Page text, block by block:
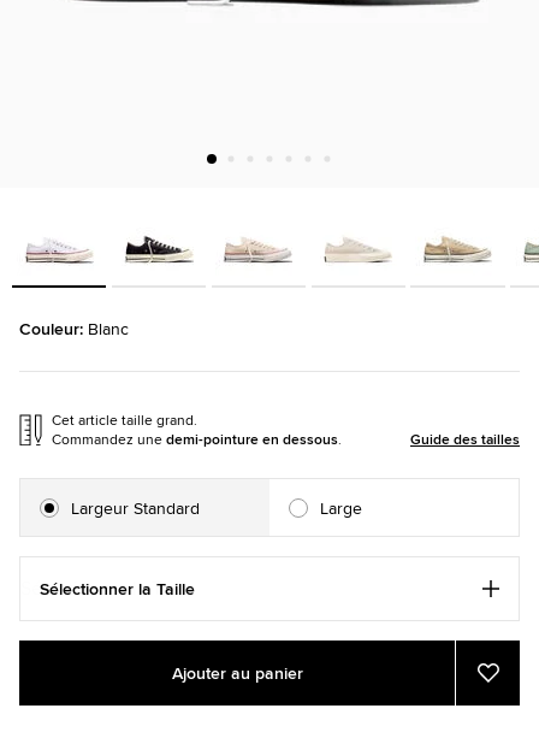
Couleur: Blanc
Cet article taille grand.
Commandez unedemi-pointure en dessous. Guide des tailles
Largeur Standard Large
Sélectionner la Taille
Add
cart
Product
Ajouter au panier
aux